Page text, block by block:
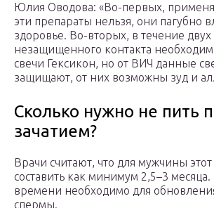
Юлия Оводова: «Во-первых,
эти препараты нельзя, они пагубно
здоровье. Во-вторых, в течение двух
незащищенного контакта
свечи Гексикон, но от ВИЧ данные
защищают, от них возможны зуд и
Сколько нужно не пить
зачатием?
Врачи считают, что для мужчины
составить как минимум 2,5–3
времени необходимо для
спермы.